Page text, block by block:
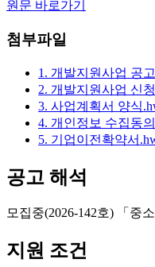
원문 바로가기
첨부파일
1. 개발지원사업 공
2. 개발지원사업 신
3. 사업계획서 양식
4. 개인정보 수집동
5. 기업이전확약서
공고 해석
모집중(2026-142호) 「중
지원 조건